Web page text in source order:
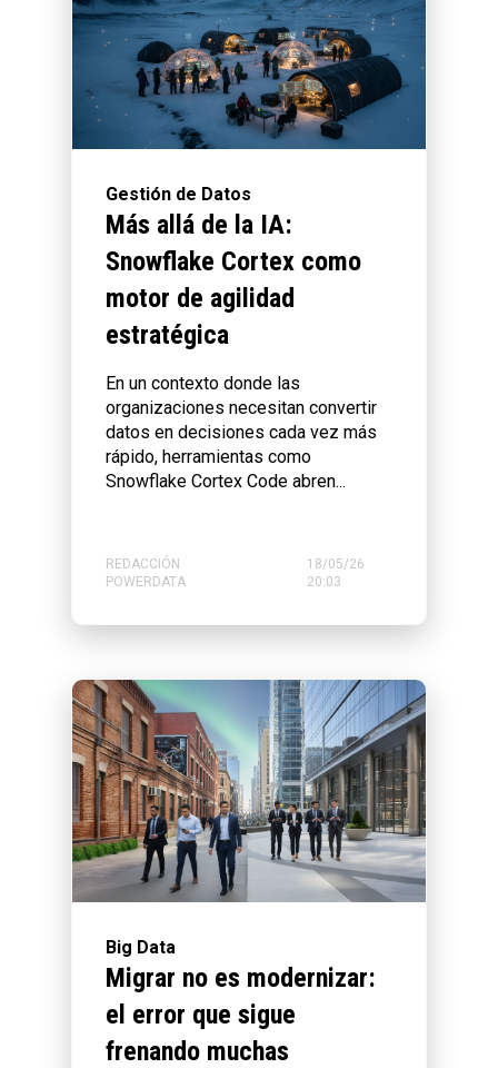
Gestión de Datos
Más allá de la IA:
Snowflake Cortex como
motor de agilidad
estratégica
En un contexto donde las
organizaciones necesitan convertir
datos en decisiones cada vez más
rápido, herramientas como
Snowflake Cortex Code abren...
REDACCIÓN
POWERDATA
18/05/26
20:03
Big Data
Migrar no es modernizar:
el error que sigue
frenando muchas